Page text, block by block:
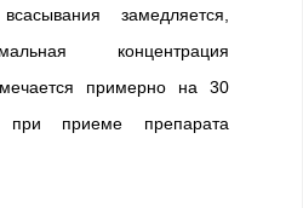
замедляется,
концентрация
примерно на 30
приеме препарата